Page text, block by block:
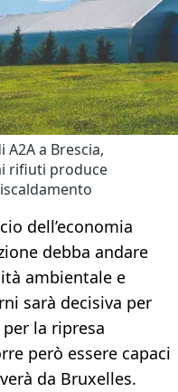
a Brescia,
rifiuti produce
dell’economia
debba andare
ambientale e
sarà decisiva per
la ripresa
però essere capaci
da Bruxelles.